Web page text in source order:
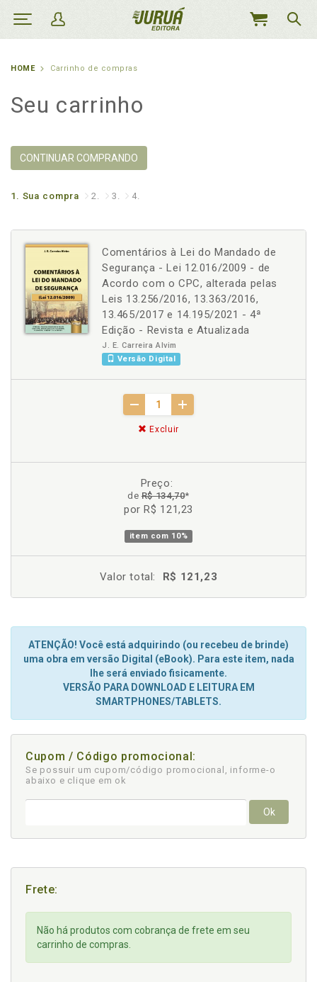
MEU
HOME Carrinho de compras
Seu carrinho
CONTINUAR COMPRANDO
1. Sua compra 2. 3. 4.
Comentários à Lei do Mandado de
Segurança - Lei 12.016/2009 - de
Acordo com o CPC, alterada pelas
Leis 13.256/2016, 13.363/2016,
13.465/2017 e 14.195/2021 - 4ª
Edição - Revista e Atualizada
J. E. Carreira Alvim
Versão Digital
Excluir
Preço:
deR$ 134,70*
por R$ 121,23
item com 10%
Valor total: R$ 121,23
ATENÇÃO! Você está adquirindo (ou recebeu de brinde)
uma obra em versão Digital (eBook). Para este item, nada
lhe será enviado fisicamente.
VERSÃO PARA DOWNLOAD E LEITURA EM
SMARTPHONES/TABLETS.
Cupom / Código promocional:
Se possuir um cupom/código promocional, informe-o
abaixo e clique em ok
Ok
Frete:
Não há produtos com cobrança de frete em seu
carrinho de compras.